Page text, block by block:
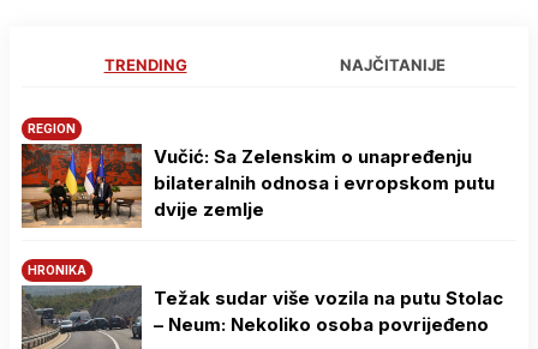
TRENDING NAJČITANIJE
REGION
Vučić: Sa Zelenskim o unapređenju
bilateralnih odnosa i evropskom putu
dvije zemlje
HRONIKA
Težak sudar više vozila na putu Stolac
– Neum: Nekoliko osoba povrijeđeno